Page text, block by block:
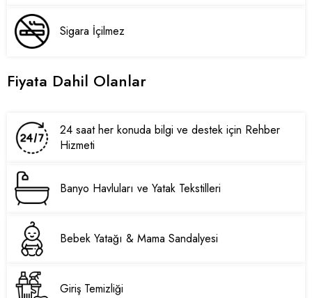
Sigara İçilmez
Fiyata Dahil Olanlar
24 saat her konuda bilgi ve destek için Rehber
Hizmeti
Banyo Havluları ve Yatak Tekstilleri
Bebek Yatağı & Mama Sandalyesi
Giriş Temizliği